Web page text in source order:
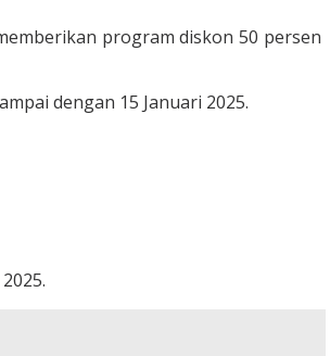
program diskon 50 persen
dengan 15 Januari 2025.